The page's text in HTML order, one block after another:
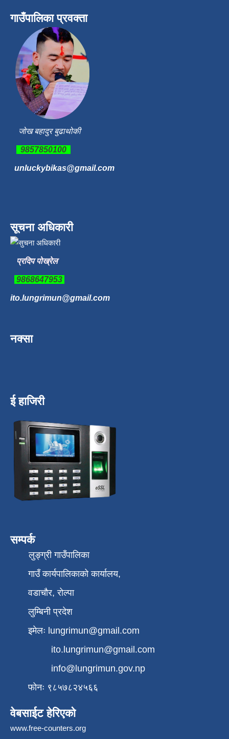
गाउँपालिका प्रवक्ता
जोख बहादुर बुढाथोकी
9857850100
unluckybikas@gmail.com
सूचना अधिकारी
प्रदिप पोख्रेल
9868647953
ito.lungrimun@gmail.com
नक्सा
ई हाजिरी
सम्पर्क
लुङ्ग्री गाउँपालिका
गाउँ कार्यपालिकाको कार्यालय,
वडाचौर, रोल्पा
लुम्बिनी प्रदेश
इमेलः lungrimun@gmail.com
ito.lungrimun@gmail.com
info@lungrimun.gov.np
फोनः ९८५७८२४५६६
वेबसाईट हेरिएको
www.free-counters.org